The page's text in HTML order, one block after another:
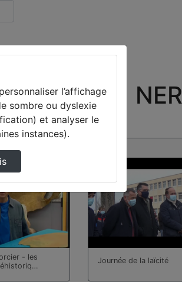
(18)
- les
Journée de la laïcité
l’affichage
sombre ou dyslexie
et analyser le
instances).